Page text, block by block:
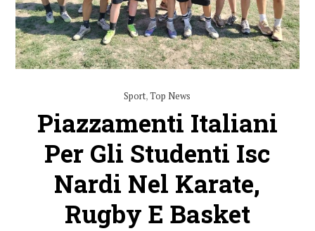
Sport,Top News
Piazzamenti Italiani
Per Gli Studenti Isc
Nardi Nel Karate,
Rugby E Basket